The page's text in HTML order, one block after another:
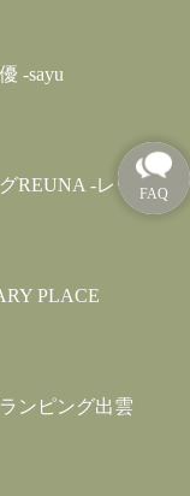
-sayu
REUNA -レウナ-
PLACE
ンピング出雲